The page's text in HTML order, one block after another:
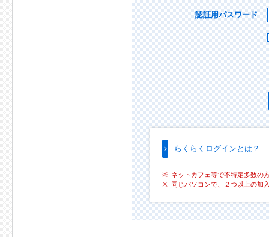
認証用パスワード
らくらくログインとは？
ネットカフェ等で不特定多数の
同じパソコンで、２つ以上の加